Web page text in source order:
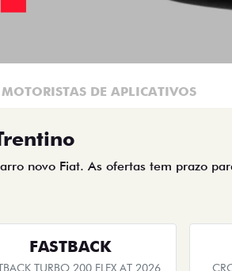
MOTORISTAS DE APLICATIVOS
novo Fiat. As ofertas tem prazo
FASTBACK
TURBO 200 FLEX AT 2026